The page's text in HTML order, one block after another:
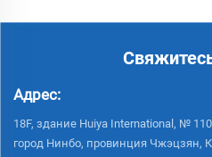
Адрес:
18F, здание Huiya International, №
город Нинбо, провинция Чжэцзян,